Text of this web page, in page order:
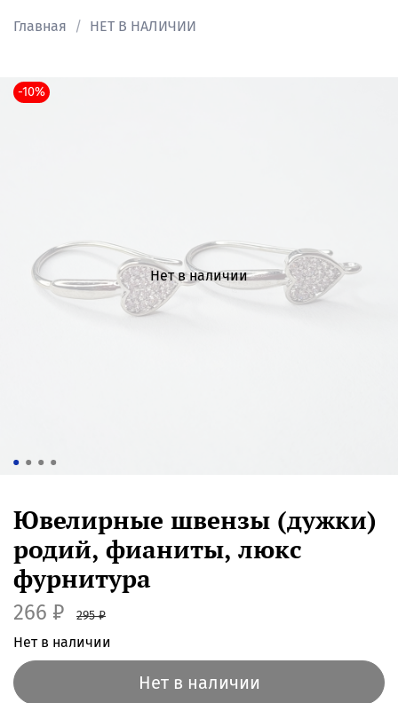
Главная НЕТ В НАЛИЧИИ
Нет в наличии
-10%
Ювелирные швензы (дужки)
родий, фианиты, люкс
фурнитура
266 ₽ 295 ₽
Нет в наличии
Нет в наличии